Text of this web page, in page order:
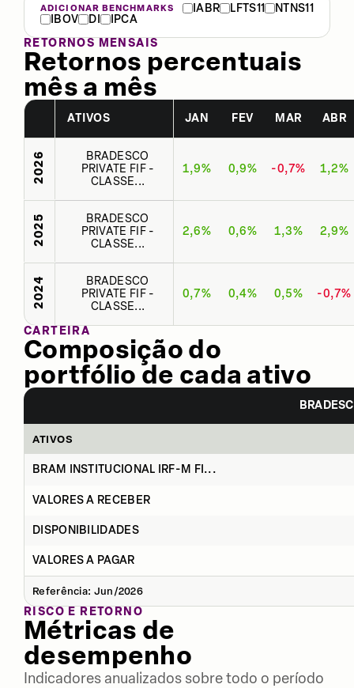
ADICIONAR BENCHMARKS IABR LFTS11
NTNS11
IBOV
DI
IPCA
RETORNOS MENSAIS
Retornos percentuais
mês a mês
ATIVOS JAN FEV MAR ABR
2026
BRADESCO
PRIVATE FIF -
CLASSE...
1,9% 0,9% -0,7% 1,2%
2025
BRADESCO
PRIVATE FIF -
CLASSE...
2,6% 0,6% 1,3% 2,9%
2024
BRADESCO
PRIVATE FIF -
CLASSE...
0,7% 0,4% 0,5% -0,7%
CARTEIRA
Composição do
portfólio de cada ativo
ATIVOS
BRAM INSTITUCIONAL IRF-M FI...
VALORES A RECEBER
DISPONIBILIDADES
VALORES A PAGAR
Referência: Jun/2026
RISCO E RETORNO
Métricas de
desempenho
Indicadores anualizados sobre todo o período